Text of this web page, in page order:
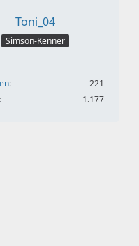
Toni_04
Simson-Kenner
221
1.177